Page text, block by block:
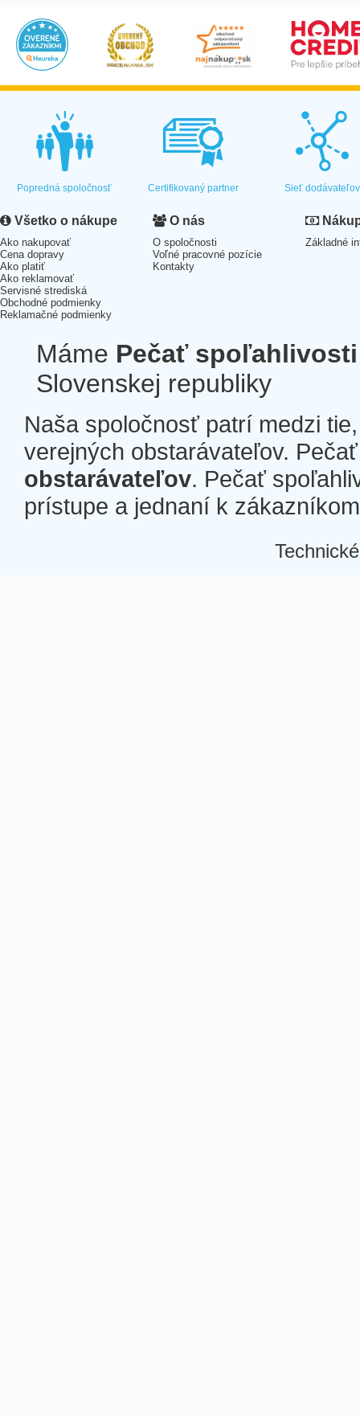
Popredná spoločnosť Certifikovaný partner Sieť dodávateľov
Všetko o nákupe
Ako nakupovať
Cena dopravy
Ako platiť
Ako reklamovať
Servisné strediská
Obchodné podmienky
Reklamačné podmienky
O nás
O spoločnosti
Voľné pracovné pozície
Kontakty
Základné
Máme Pečať spoľahlivosti
Slovenskej republiky
Naša spoločnosť patrí medzi
verejných obstarávateľov.
obstarávateľov. Pečať
prístupe a jednaní k